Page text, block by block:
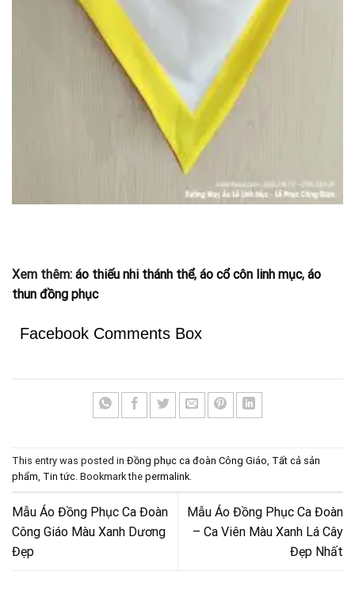
Xem thêm: áo thiếu nhi thánh thể, áo cổ côn linh mục, áo
thun đồng phục
Facebook Comments Box
This entry was posted in Đồng phục ca đoàn Công Giáo, Tất cả sản
phẩm, Tin tức. Bookmark the permalink.
Mẫu Áo Đồng Phục Ca Đoàn
Công Giáo Màu Xanh Dương
Đẹp
Mẫu Áo Đồng Phục Ca Đoàn
– Ca Viên Màu Xanh Lá Cây
Đẹp Nhất